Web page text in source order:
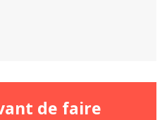
de faire